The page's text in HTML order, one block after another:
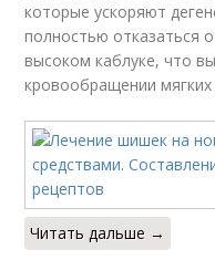
которые ускоряют
полностью отказаться
высоком каблуке, что
кровообращении мягких
Читать дальше →